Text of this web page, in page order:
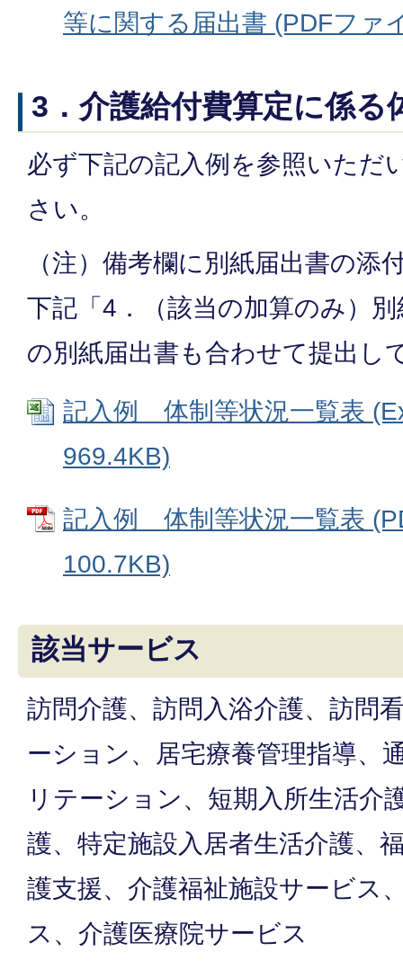
等に関する届出書 (PDFファ
3．介護給付費算定に係る
必ず下記の記入例を参照いただ
さい。
（注）備考欄に別紙届出書の添
下記「4．（該当の加算のみ）
の別紙届出書も合わせて提出し
記入例 体制等状況一覧表
969.4KB)
記入例 体制等状況一覧表
100.7KB)
該当サービス
訪問介護、訪問入浴介護、訪問
ーション、居宅療養管理指導、
リテーション、短期入所生活介
護、特定施設入居者生活介護、
護支援、介護福祉施設サービス
ス、介護医療院サービス